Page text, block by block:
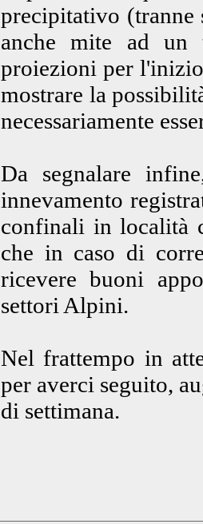
precipitativo (tranne
anche mite ad un
proiezioni per
mostrare la
necessariamente
Da segnalare
innevamento
confinali in località
che in caso di
ricevere buoni
settori Alpini.
Nel frattempo in
per averci seguito,
di settimana.